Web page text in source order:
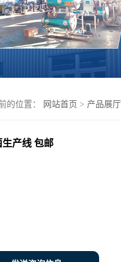
的位置： 网站首页 > 产品展厅
产线 包邮